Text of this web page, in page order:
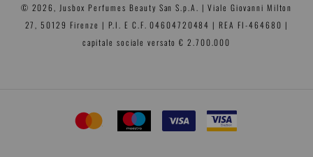
© 2026, Jusbox Perfumes Beauty San S.p.A. | Viale Giovanni Milton
27, 50129 Firenze | P.I. E C.F. 04604720484 | REA FI-464680 |
capitale sociale versato € 2.700.000